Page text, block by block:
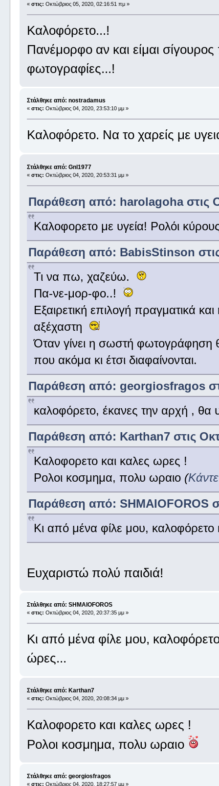
« στις: Οκτώβριος 05, 2020, 02:16:51 πμ »
Καλοφόρετο...!
Πανέμορφο αν και είμαι
φωτογραφίες...!
Στάλθηκε από: nostradamus
« στις: Οκτώβριος 04, 2020, 23:53:10 μμ »
Καλοφόρετο. Να το χαρείς με
Στάλθηκε από: Gnl1977
« στις: Οκτώβριος 04, 2020, 20:53:31 μμ »
Παράθεση από: harolagoha στις
Καλοφορετο με υγεία! Ρολόι
Παράθεση από: BabisStinson
Τι να πω, χαζεύω.
Πα-νε-μορ-φο..!
Εξαιρετική επιλογή πραγματικά
αξέχαστη
Όταν γίνει η σωστή φωτογράφηση
που ακόμα κι έτσι διαφαίνονται.
Παράθεση από: georgiosfragos
καλοφόρετο, έκανες την αρχή , θα
Παράθεση από: Karthan7 στις
Καλοφορετο και καλες ωρες !
Ρολοι κοσμημα, πολυ ωραιο (
Παράθεση από: SHMAIOFOROS
Κι από μένα φίλε μου, καλοφόρετο
Ευχαριστώ πολύ παιδιά!
Στάλθηκε από: SHMAIOFOROS
« στις: Οκτώβριος 04, 2020, 20:37:35 μμ »
Κι από μένα φίλε μου,
ώρες...
Στάλθηκε από: Karthan7
« στις: Οκτώβριος 04, 2020, 20:08:34 μμ »
Καλοφορετο και καλες ωρες !
Ρολοι κοσμημα, πολυ ωραιο
Στάλθηκε από: georgiosfragos
« στις: Οκτώβριος 04, 2020, 18:27:57 μμ »